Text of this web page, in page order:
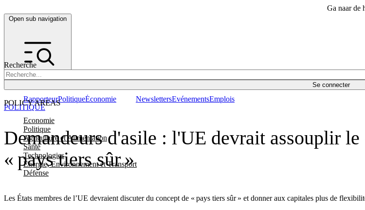
Ga naar de
Open sub navigation
Recherche
Se connecter
POLICY AREAS
Economie
Politique
Agriculture et Alimentation
Santé
Technologies
Energie, Environnement et Transport
Défense
RapporteurPolitiqueÉconomie NewslettersEvénementsEmplois
Demandeurs d'asile : l'UE devrait assouplir
« pays tiers sûr »
Les États membres de l’UE devraient discuter du concept de « pays tiers sûr » et donner aux capitales plus de
POLITIQUE